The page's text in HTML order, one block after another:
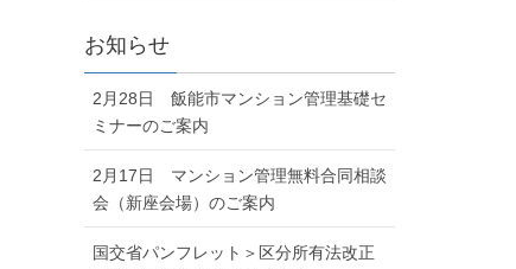
お知らせ
2月28日 飯能市マンション管理基礎セ
ミナーのご案内
2月17日 マンション管理無料合同相談
会（新座会場）のご案内
国交省パンフレット＞区分所有法改正